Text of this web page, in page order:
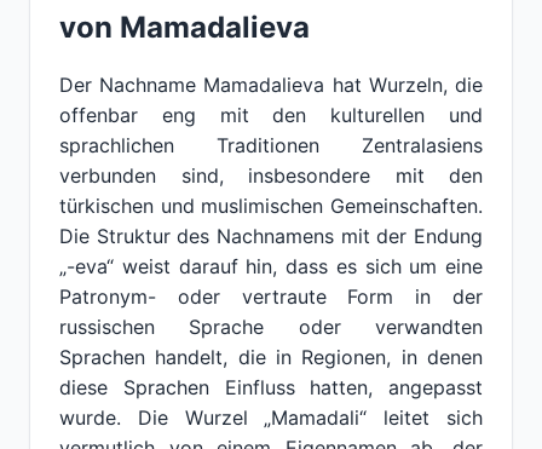
von Mamadalieva
Der Nachname Mamadalieva hat Wurzeln, die
offenbar eng mit den kulturellen und
sprachlichen Traditionen Zentralasiens
verbunden sind, insbesondere mit den
türkischen und muslimischen Gemeinschaften.
Die Struktur des Nachnamens mit der Endung
„-eva“ weist darauf hin, dass es sich um eine
Patronym- oder vertraute Form in der
russischen Sprache oder verwandten
Sprachen handelt, die in Regionen, in denen
diese Sprachen Einfluss hatten, angepasst
wurde. Die Wurzel „Mamadali“ leitet sich